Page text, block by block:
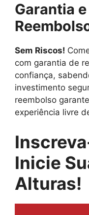
Garantia
Sem Riscos!
com garantia de
confiança,
investimento
reembolso
experiência livre
Inicie
Alturas!